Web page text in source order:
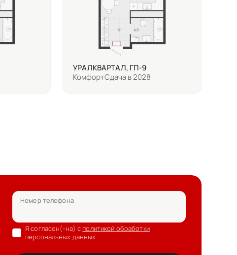
УРАЛКВАРТАЛ, ГП-9
КомфортСдача в 2028
Номер телефона
Я согласен(-на) с политикой обработки
персональных данных